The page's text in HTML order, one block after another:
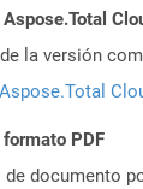
la versión
Aspose.Total
formato PDF
documento